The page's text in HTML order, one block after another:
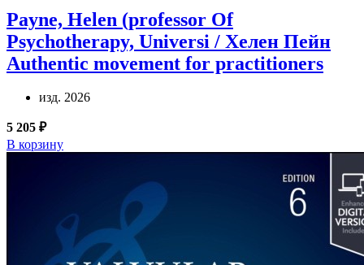
Payne, Helen (professor Of
Psychotherapy, Universi / Хелен Пейн
Authentic movement for practitioners
изд. 2026
5 205 ₽
В корзину